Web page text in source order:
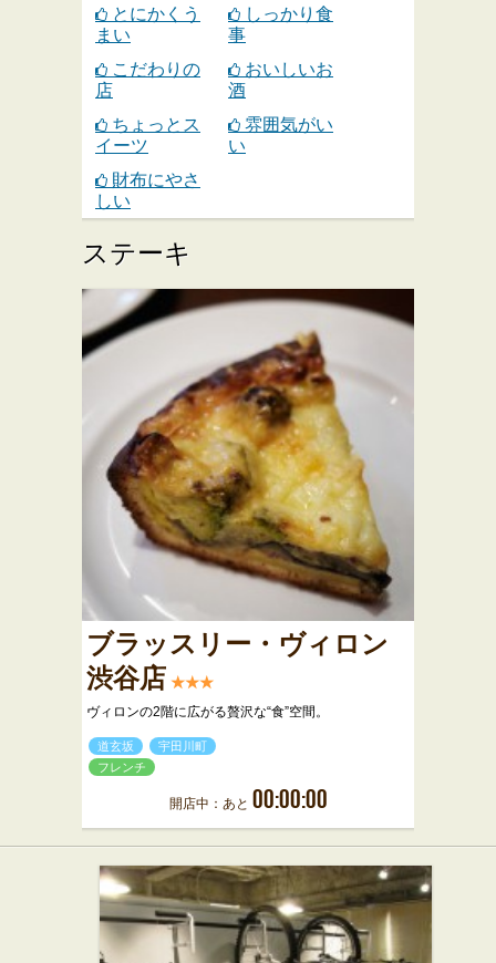
とにかくう
まい
しっかり食
事
こだわりの
店
おいしいお
酒
ちょっとス
イーツ
雰囲気がい
い
財布にやさ
しい
ステーキ
ブラッスリー・ヴィロン
渋谷店 ★★★
ヴィロンの2階に広がる贅沢な“食”空間。
道玄坂
宇田川町
フレンチ
開店中：あと 00:00:00